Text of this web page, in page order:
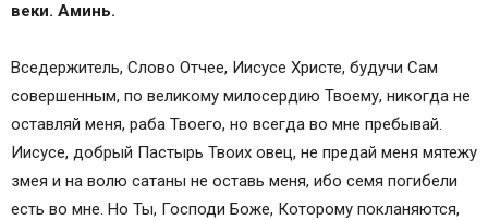
веки. Аминь.
Вседержитель, Слово Отчее, Иисусе Христе, будучи Сам
совершенным, по великому милосердию Твоему, никогда не
оставляй меня, раба Твоего, но всегда во мне пребывай.
Иисусе, добрый Пастырь Твоих овец, не предай меня мятежу
змея и на волю сатаны не оставь меня, ибо семя погибели
есть во мне. Но Ты, Господи Боже, Которому покланяются,